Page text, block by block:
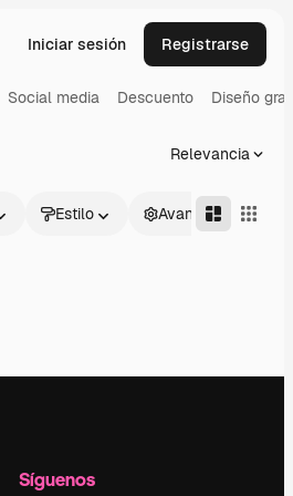
Iniciar sesión Registrarse
Social media Descuento Diseño
Relevancia
Estilo Avanzado
Síguenos